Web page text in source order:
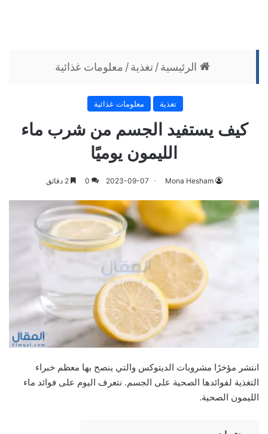
الرئيسية/تغذية/ معلومات غذائية
تغذية معلومات غذائية
كيف يستفيد الجسم من شرب ماء
الليمون يوميًا
Mona Hesham
2023-09-07
0 2 دقائق
انتشر مؤخرًا مشروبات الديتوكس والتي ينصح بها معظم خبراء
التغذية لفوائدها الصحية على الجسم. نتعرف اليوم على فوائد ماء
الليمون الصحية.